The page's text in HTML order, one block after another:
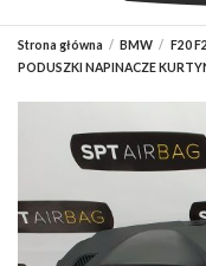
Strona główna BMW
F20
PODUSZKI NAPINACZE